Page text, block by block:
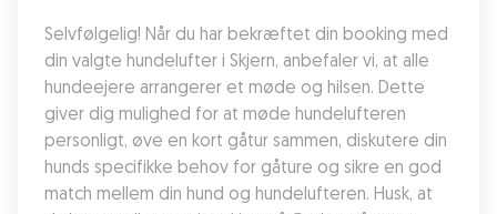
Selvfølgelig! Når du har bekræftet din booking med
din valgte hundelufter i Skjern, anbefaler vi, at alle
hundeejere arrangerer et møde og hilsen. Dette
giver dig mulighed for at møde hundelufteren
personligt, øve en kort gåtur sammen, diskutere din
hunds specifikke behov for gåture og sikre en god
match mellem din hund og hundelufteren. Husk, at